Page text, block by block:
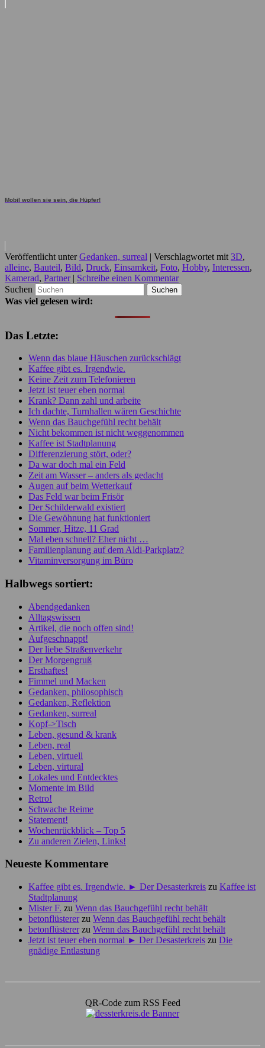
Mobil wollen sie sein, die Hüpfer!
Veröffentlicht unter Gedanken, surreal | Verschlagwortet mit 3D,
alleine, Bauteil, Bild, Druck, Einsamkeit, Foto, Hobby, Interessen,
Kamerad, Partner | Schreibe einen Kommentar
Suchen
Was viel gelesen wird:
Das Letzte:
Wenn das blaue Häuschen zurückschlägt
Kaffee gibt es. Irgendwie.
Keine Zeit zum Telefonieren
Jetzt ist teuer eben normal
Krank? Dann zahl und arbeite
Ich dachte, Turnhallen wären Geschichte
Wenn das Bauchgefühl recht behält
Nicht bekommen ist nicht weggenommen
Kaffee ist Stadtplanung
Differenzierung stört, oder?
Da war doch mal ein Feld
Zeit am Wasser – anders als gedacht
Augen auf beim Wetterkauf
Das Feld war beim Frisör
Der Schilderwald existiert
Die Gewöhnung hat funktioniert
Sommer, Hitze, 11 Grad
Mal eben schnell? Eher nicht …
Familienplanung auf dem Aldi-Parkplatz?
Vitaminversorgung im Büro
Halbwegs sortiert:
Abendgedanken
Alltagswissen
Artikel, die noch offen sind!
Aufgeschnappt!
Der liebe Straßenverkehr
Der Morgengruß
Ersthaftes!
Fimmel und Macken
Gedanken, philosophisch
Gedanken, Reflektion
Gedanken, surreal
Kopf->Tisch
Leben, gesund & krank
Leben, real
Leben, virtuell
Leben, virtural
Lokales und Entdecktes
Momente im Bild
Retro!
Schwache Reime
Statement!
Wochenrückblick – Top 5
Zu anderen Zielen, Links!
Neueste Kommentare
Kaffee gibt es. Irgendwie. ► Der Desasterkreis zu Kaffee ist
Stadtplanung
Mister F. zu Wenn das Bauchgefühl recht behält
betonflüstererzu Wenn das Bauchgefühl recht behält
betonflüstererzu Wenn das Bauchgefühl recht behält
Jetzt ist teuer eben normal ► Der Desasterkreis zu Die
gnädige Entlastung
QR-Code zum RSS Feed